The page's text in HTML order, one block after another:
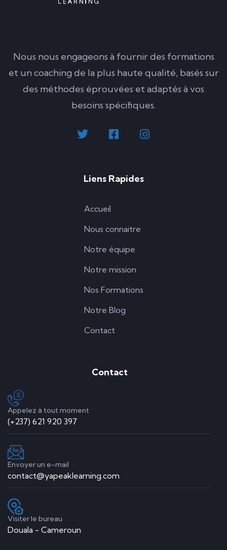
Nous nous engageons à fournir des formations
et un coaching de la plus haute qualité, basés sur
des méthodes éprouvées et adaptés à vos
besoins spécifiques.
Liens Rapides
Accueil
Nous connaitre
Notre équipe
Notre mission
Nos Formations
Notre Blog
Contact
Contact
Appelez à tout moment
(+237) 621 920 397
Envoyer un e-mail
contact@yapeaklearning.com
Visiter le bureau
Douala - Cameroun